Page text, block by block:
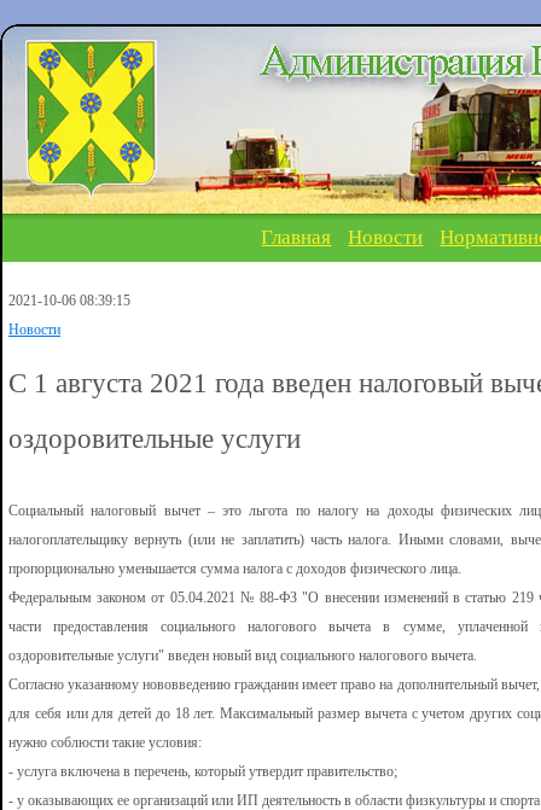
Главная Новости
2021-10-06 08:39:15
Новости
С 1 августа 2021 года введен налоговый
оздоровительные услуги
Социальный налоговый вычет – это льгота по налогу на доходы физических
налогоплательщику вернуть (или не заплатить) часть налога. Иными словами,
пропорционально уменьшается сумма налога с доходов физического лица.
Федеральным законом от 05.04.2021 № 88-ФЗ "О внесении изменений в статью 219
части предоставления социального налогового вычета в сумме,
оздоровительные услуги" введен новый вид социального налогового вычета.
Согласно указанному нововведению гражданин имеет право на дополнительный
для себя или для детей до 18 лет. Максимальный размер вычета с учетом других
нужно соблюсти такие условия:
- услуга включена в перечень, который утвердит правительство;
- у оказывающих ее организаций или ИП деятельность в области физкультуры и спорта